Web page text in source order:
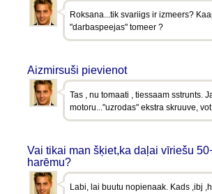
Roksana...tik svariigs ir izmeers?
"darbaspeejas" tomeer ?
Aizmirsuši pievienot
Tas , nu tomaati , tiessaam sstrunts.
motoru..."uzrodas" ekstra skruuve,
Vai tikai man šķiet,ka daļai vīriešu
harēmu?
Labi, lai buutu nopienaak. Kads ,ibj